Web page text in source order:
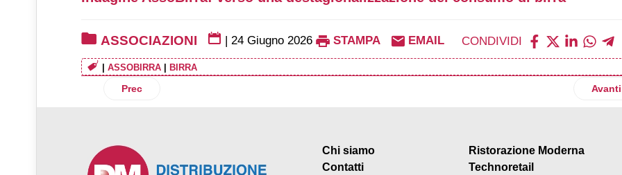
ASSOCIAZIONI | 24 Giugno 2026 STAMPA EMAIL CONDIVIDI
| ASSOBIRRA | BIRRA
Articolo precedente: Assica per l'80° anniversario rilancia il ruolo strategico della filiera
Prec Avanti
Chi siamo
Contatti
Ristorazione Moderna
Technoretail